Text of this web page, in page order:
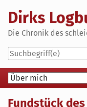
content
Dirks
Die Chronik des
Navigation
Fundstück des